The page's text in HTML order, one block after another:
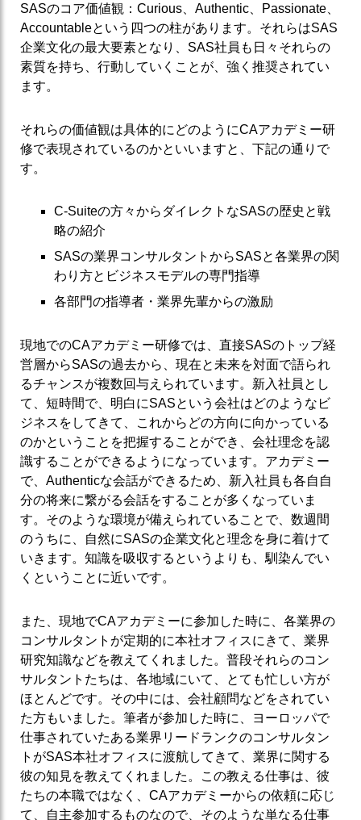
SASのコア価値観：Curious、Authentic、Passionate、
Accountableという四つの柱があります。それらはSAS
企業文化の最大要素となり、SAS社員も日々それらの
素質を持ち、行動していくことが、強く推奨されてい
ます。
それらの価値観は具体的にどのようにCAアカデミー研
修で表現されているのかといいますと、下記の通りで
す。
C-Suiteの方々からダイレクトなSASの歴史と戦
略の紹介
SASの業界コンサルタントからSASと各業界の関
わり方とビジネスモデルの専門指導
各部門の指導者・業界先輩からの激励
現地でのCAアカデミー研修では、直接SASのトップ経
営層からSASの過去から、現在と未来を対面で語られ
るチャンスが複数回与えられています。新入社員とし
て、短時間で、明白にSASという会社はどのようなビ
ジネスをしてきて、これからどの方向に向かっている
のかということを把握することができ、会社理念を認
識することができるようになっています。アカデミー
で、Authenticな会話ができるため、新入社員も各自自
分の将来に繋がる会話をすることが多くなっていま
す。そのような環境が備えられていることで、数週間
のうちに、自然にSASの企業文化と理念を身に着けて
いきます。知識を吸収するというよりも、馴染んでい
くということに近いです。
また、現地でCAアカデミーに参加した時に、各業界の
コンサルタントが定期的に本社オフィスにきて、業界
研究知識などを教えてくれました。普段それらのコン
サルタントたちは、各地域にいて、とても忙しい方が
ほとんどです。その中には、会社顧問などをされてい
た方もいました。筆者が参加した時に、ヨーロッパで
仕事されていたある業界リードランクのコンサルタン
トがSAS本社オフィスに渡航してきて、業界に関する
彼の知見を教えてくれました。この教える仕事は、彼
たちの本職ではなく、CAアカデミーからの依頼に応じ
て、自主参加するものなので、そのような単なる仕事